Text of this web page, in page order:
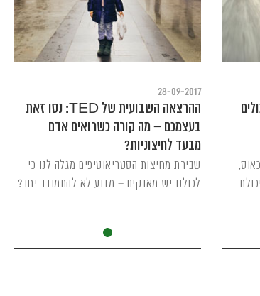
28-09-2017
ההרצאה השבועית של TED: נסו זאת
בעצמכם – מה קורה כשרואים אדם
מבעד לחיצוניות?
שבירת מחיצות הסטריאוטיפים מגלה לנו כי
לכולנו יש מאבקים – מדוע לא להתמודד יחד?